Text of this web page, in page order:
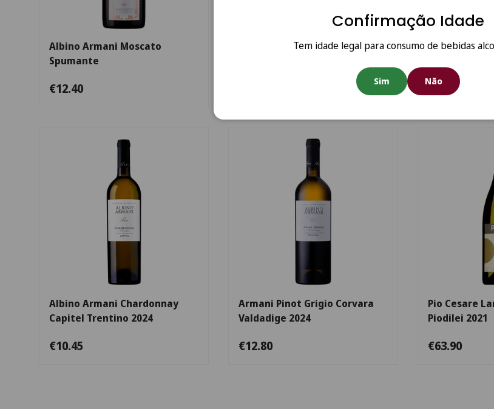
Albino Armani Moscato
Spumante
€12.40
Rocca delle Macie Campo
Escolha as opções
Rocca delle
€11.90
Albino Armani Chardonnay
Capitel Trentino 2024
€10.45
Armani Pinot Grigio Corvara
Valdadige 2024
€12.80
Pio Cesare
Piodilei 2021
€63.90
Confirmação Idade
Tem idade legal para consumo de bebidas
Sim Não